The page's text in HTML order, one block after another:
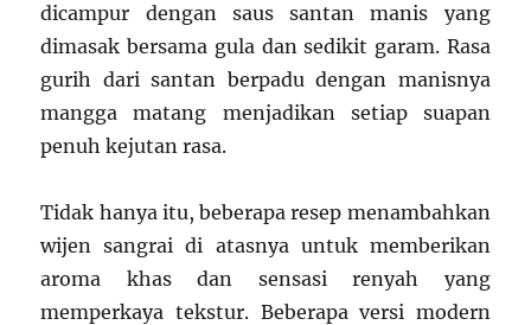
dicampur dengan saus santan manis yang
dimasak bersama gula dan sedikit garam. Rasa
gurih dari santan berpadu dengan manisnya
mangga matang menjadikan setiap suapan
penuh kejutan rasa.
Tidak hanya itu, beberapa resep menambahkan
wijen sangrai di atasnya untuk memberikan
aroma khas dan sensasi renyah yang
memperkaya tekstur. Beberapa versi modern